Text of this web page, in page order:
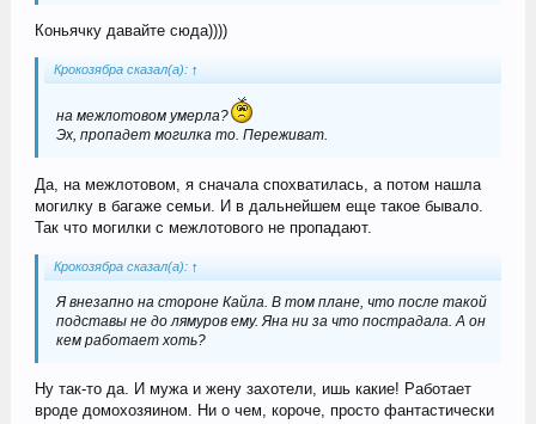
Коньячку давайте сюда))))
Крокозябра сказал(а): ↑
на межлотовом умерла?
Эх, пропадет могилка то. Переживат.
Да, на межлотовом, я сначала спохватилась, а потом нашла
могилку в багаже семьи. И в дальнейшем еще такое бывало.
Так что могилки с межлотового не пропадают.
Крокозябра сказал(а): ↑
Я внезапно на стороне Кайла. В том плане, что после такой
подставы не до лямуров ему. Яна ни за что пострадала. А он
кем работает хоть?
Ну так-то да. И мужа и жену захотели, ишь какие! Работает
вроде домохозяином. Ни о чем, короче, просто фантастически